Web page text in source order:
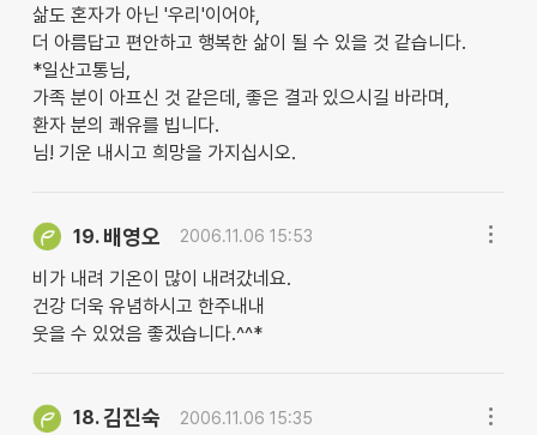
삶도 혼자가 아닌 '우리'이어야,
더 아름답고 편안하고 행복한 삶이 될 수 있을 것 같습니다.
*일산고통님,
가족 분이 아프신 것 같은데, 좋은 결과 있으시길 바라며,
환자 분의 쾌유를 빕니다.
님! 기운 내시고 희망을 가지십시오.
19. 배영오 2006.11.06 15:53
비가 내려 기온이 많이 내려갔네요.
건강 더욱 유념하시고 한주내내
웃을 수 있었음 좋겠습니다.^^*
18.김진숙 2006.11.06 15:35